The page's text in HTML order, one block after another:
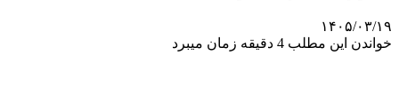
۱۴۰۵/۰۳/۱۹
خواندن این مطلب 4 دقیقه زمان میبرد